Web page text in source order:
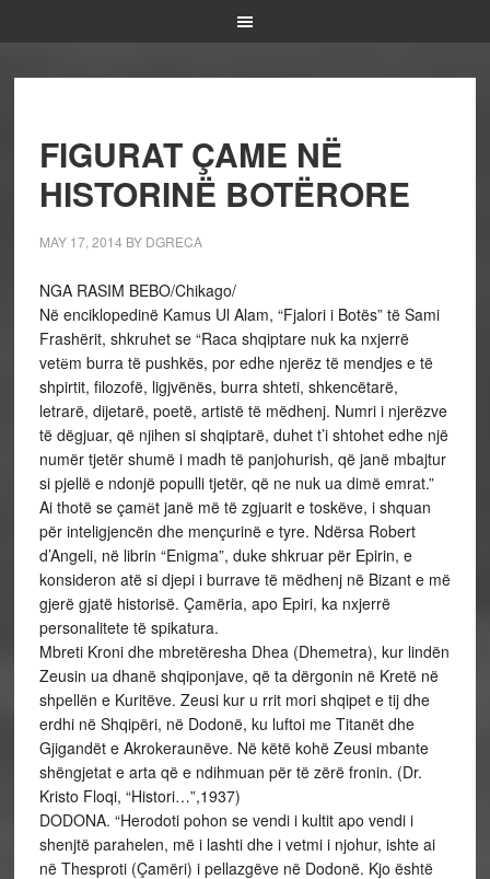
FIGURAT ÇAME NË
HISTORINË BOTËRORE
MAY 17, 2014 BY DGRECA
NGA RASIM BEBO/Chikago/
Në enciklopedinë Kamus Ul Alam, “Fjalori i Botës” të Sami
Frashërit, shkruhet se “Raca shqiptare nuk ka nxjerrë
vetёm burra të pushkës, por edhe njerëz të mendjes e të
shpirtit, filozofë, ligjvënës, burra shteti, shkencëtarë,
letrarë, dijetarë, poetë, artistë të mëdhenj. Numri i njerëzve
të dëgjuar, që njihen si shqiptarë, duhet t’i shtohet edhe një
numër tjetër shumë i madh të panjohurish, që janë mbajtur
si pjellë e ndonjë populli tjetër, që ne nuk ua dimë emrat.”
Ai thotë se çamёt janë më të zgjuarit e toskëve, i shquan
për inteligjencën dhe mençurinë e tyre. Ndërsa Robert
d’Angeli, në librin “Enigma”, duke shkruar për Epirin, e
konsideron atë si djepi i burrave të mëdhenj në Bizant e më
gjerë gjatë historisë. Çamëria, apo Epiri, ka nxjerrë
personalitete të spikatura.
Mbreti Kroni dhe mbretëresha Dhea (Dhemetra), kur lindën
Zeusin ua dhanë shqiponjave, që ta dërgonin në Kretë në
shpellën e Kuritëve. Zeusi kur u rrit mori shqipet e tij dhe
erdhi në Shqipëri, në Dodonë, ku luftoi me Titanët dhe
Gjigandët e Akrokeraunëve. Në këtë kohë Zeusi mbante
shëngjetat e arta që e ndihmuan për të zërë fronin. (Dr.
Kristo Floqi, “Histori…”,1937)
DODONA. “Herodoti pohon se vendi i kultit apo vendi i
shenjtë parahelen, më i lashti dhe i vetmi i njohur, ishte ai
në Thesproti (Çamëri) i pellazgëve në Dodonë. Kjo është